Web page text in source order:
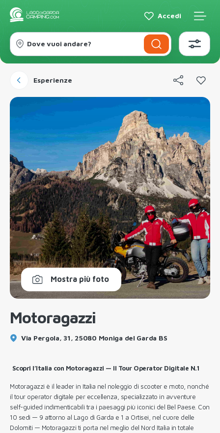
Accedi
Dove vuoi andare?
Esperienze
Mostra più foto
Motoragazzi
Via Pergola, 31, 25080 Moniga del Garda BS
Scopri l’Italia con Motoragazzi — Il Tour Operator Digitale N.1
Motoragazzi è il leader in Italia nel noleggio di scooter e moto, nonché
il tour operator digitale per eccellenza, specializzato in avventure
self-guided indimenticabili tra i paesaggi più iconici del Bel Paese. Con
10 sedi — 9 attorno al Lago di Garda e 1 a Ortisei, nel cuore delle
Dolomiti — Motoragazzi ti porta nel meglio del Nord Italia in totale